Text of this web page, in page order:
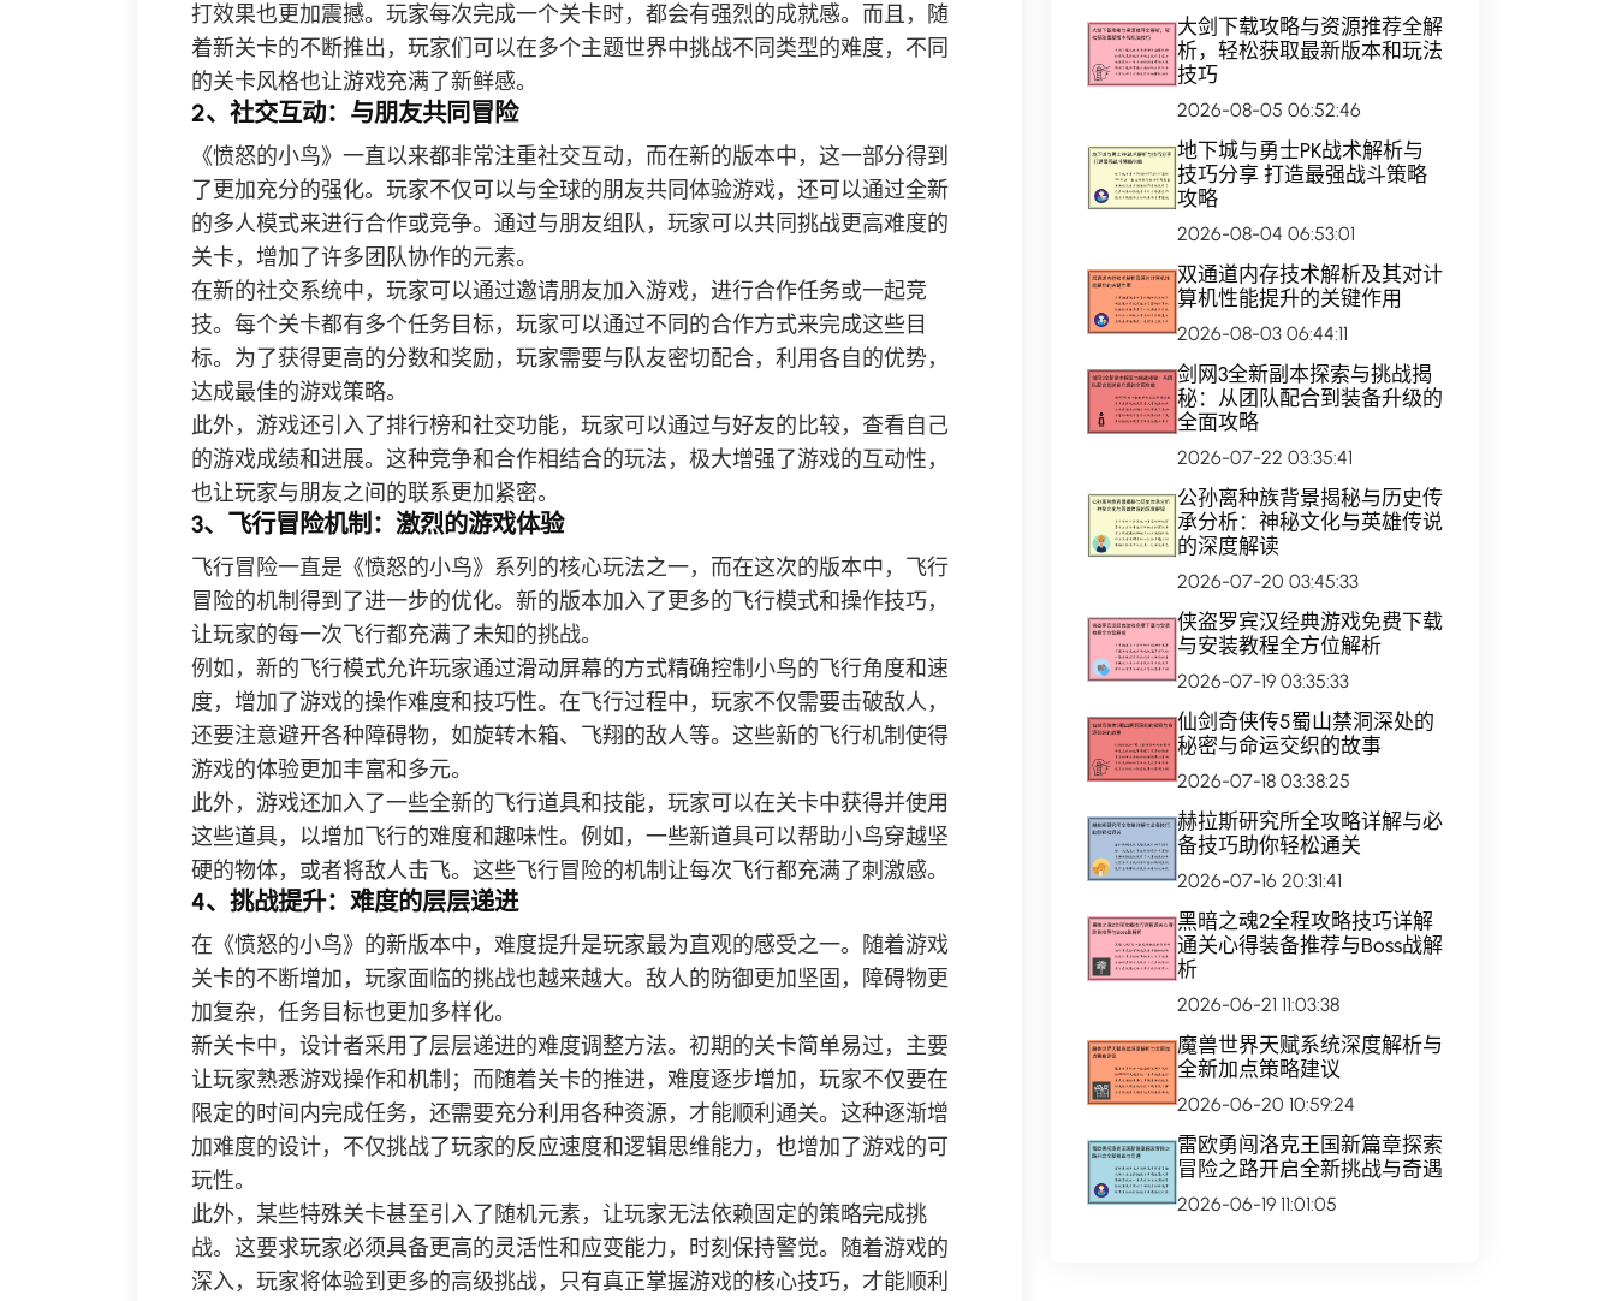
打效果也更加震撼。玩家每次完成一个关卡时，都会有强烈的成就感。而且，随
着新关卡的不断推出，玩家们可以在多个主题世界中挑战不同类型的难度，不同
的关卡风格也让游戏充满了新鲜感。
2、社交互动：与朋友共同冒险
《愤怒的小鸟》一直以来都非常注重社交互动，而在新的版本中，这一部分得到
了更加充分的强化。玩家不仅可以与全球的朋友共同体验游戏，还可以通过全新
的多人模式来进行合作或竞争。通过与朋友组队，玩家可以共同挑战更高难度的
关卡，增加了许多团队协作的元素。
在新的社交系统中，玩家可以通过邀请朋友加入游戏，进行合作任务或一起竞
技。每个关卡都有多个任务目标，玩家可以通过不同的合作方式来完成这些目
标。为了获得更高的分数和奖励，玩家需要与队友密切配合，利用各自的优势，
达成最佳的游戏策略。
此外，游戏还引入了排行榜和社交功能，玩家可以通过与好友的比较，查看自己
的游戏成绩和进展。这种竞争和合作相结合的玩法，极大增强了游戏的互动性，
也让玩家与朋友之间的联系更加紧密。
3、飞行冒险机制：激烈的游戏体验
飞行冒险一直是《愤怒的小鸟》系列的核心玩法之一，而在这次的版本中，飞行
冒险的机制得到了进一步的优化。新的版本加入了更多的飞行模式和操作技巧，
让玩家的每一次飞行都充满了未知的挑战。
例如，新的飞行模式允许玩家通过滑动屏幕的方式精确控制小鸟的飞行角度和速
度，增加了游戏的操作难度和技巧性。在飞行过程中，玩家不仅需要击破敌人，
还要注意避开各种障碍物，如旋转木箱、飞翔的敌人等。这些新的飞行机制使得
游戏的体验更加丰富和多元。
此外，游戏还加入了一些全新的飞行道具和技能，玩家可以在关卡中获得并使用
这些道具，以增加飞行的难度和趣味性。例如，一些新道具可以帮助小鸟穿越坚
硬的物体，或者将敌人击飞。这些飞行冒险的机制让每次飞行都充满了刺激感。
4、挑战提升：难度的层层递进
在《愤怒的小鸟》的新版本中，难度提升是玩家最为直观的感受之一。随着游戏
关卡的不断增加，玩家面临的挑战也越来越大。敌人的防御更加坚固，障碍物更
加复杂，任务目标也更加多样化。
新关卡中，设计者采用了层层递进的难度调整方法。初期的关卡简单易过，主要
让玩家熟悉游戏操作和机制；而随着关卡的推进，难度逐步增加，玩家不仅要在
限定的时间内完成任务，还需要充分利用各种资源，才能顺利通关。这种逐渐增
加难度的设计，不仅挑战了玩家的反应速度和逻辑思维能力，也增加了游戏的可
玩性。
此外，某些特殊关卡甚至引入了随机元素，让玩家无法依赖固定的策略完成挑
战。这要求玩家必须具备更高的灵活性和应变能力，时刻保持警觉。随着游戏的
深入，玩家将体验到更多的高级挑战，只有真正掌握游戏的核心技巧，才能顺利
大剑下载攻略与资源推荐全解
析，轻松获取最新版本和玩法
技巧
2026-08-05 06:52:46
地下城与勇士PK战术解析与
技巧分享 打造最强战斗策略
攻略
2026-08-04 06:53:01
双通道内存技术解析及其对计
算机性能提升的关键作用
2026-08-03 06:44:11
剑网3全新副本探索与挑战揭
秘：从团队配合到装备升级的
全面攻略
2026-07-22 03:35:41
公孙离种族背景揭秘与历史传
承分析：神秘文化与英雄传说
的深度解读
2026-07-20 03:45:33
侠盗罗宾汉经典游戏免费下载
与安装教程全方位解析
2026-07-19 03:35:33
仙剑奇侠传5蜀山禁洞深处的
秘密与命运交织的故事
2026-07-18 03:38:25
赫拉斯研究所全攻略详解与必
备技巧助你轻松通关
2026-07-16 20:31:41
黑暗之魂2全程攻略技巧详解
通关心得装备推荐与Boss战解
析
2026-06-21 11:03:38
魔兽世界天赋系统深度解析与
全新加点策略建议
2026-06-20 10:59:24
雷欧勇闯洛克王国新篇章探索
冒险之路开启全新挑战与奇遇
2026-06-19 11:01:05